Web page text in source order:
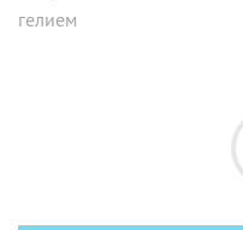
гелием